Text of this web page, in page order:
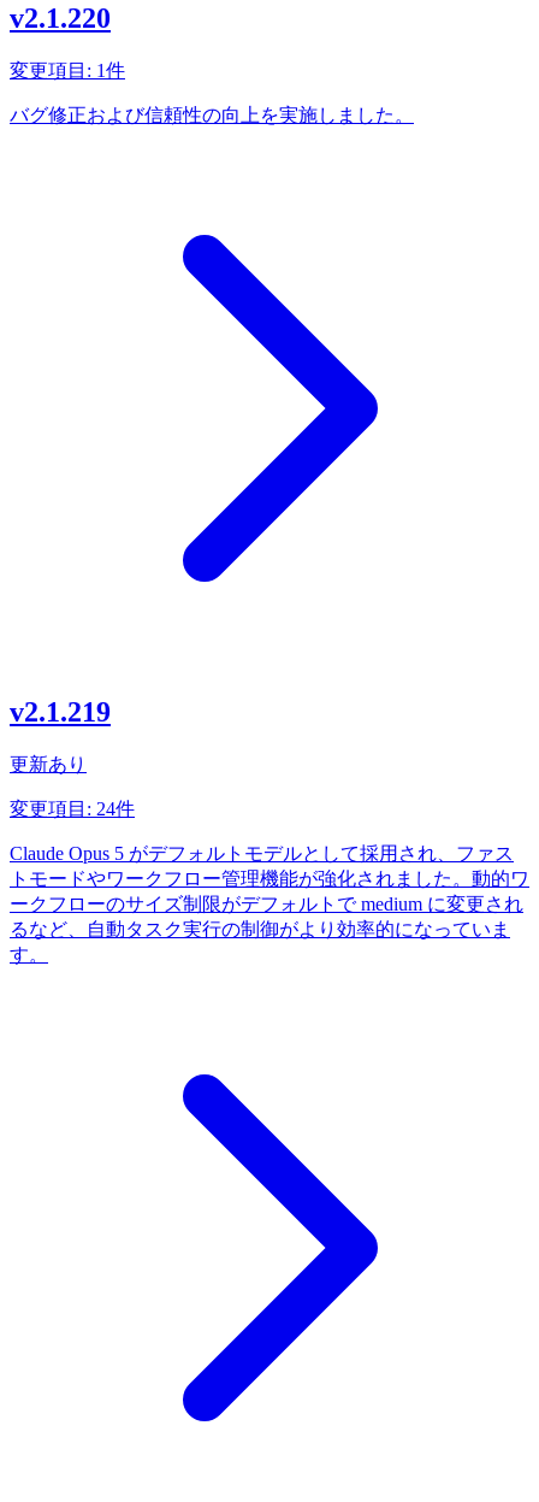
v2.1.220
変更項目: 1件
バグ修正および信頼性の向上を実施しました。
v2.1.219
更新あり
変更項目: 24件
Claude Opus 5 がデフォルトモデルとして採用され、ファス
トモードやワークフロー管理機能が強化されました。動的ワ
ークフローのサイズ制限がデフォルトで medium に変更され
るなど、自動タスク実行の制御がより効率的になっていま
す。